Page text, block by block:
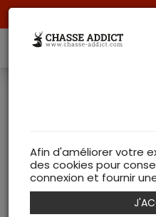
Afin d'améliorer votre
des cookies pour
connexion et fournir